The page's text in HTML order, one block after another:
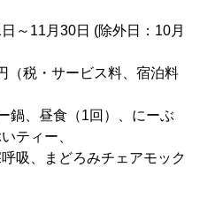
月30日 (除外日：10月
・サービス料、宿泊料
鍋、昼食（1回）、にーぶ
ティー、
吸、まどろみチェアモック